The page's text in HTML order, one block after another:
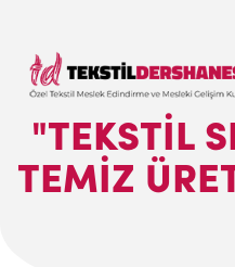
"TEKSTIL
TEMIZ